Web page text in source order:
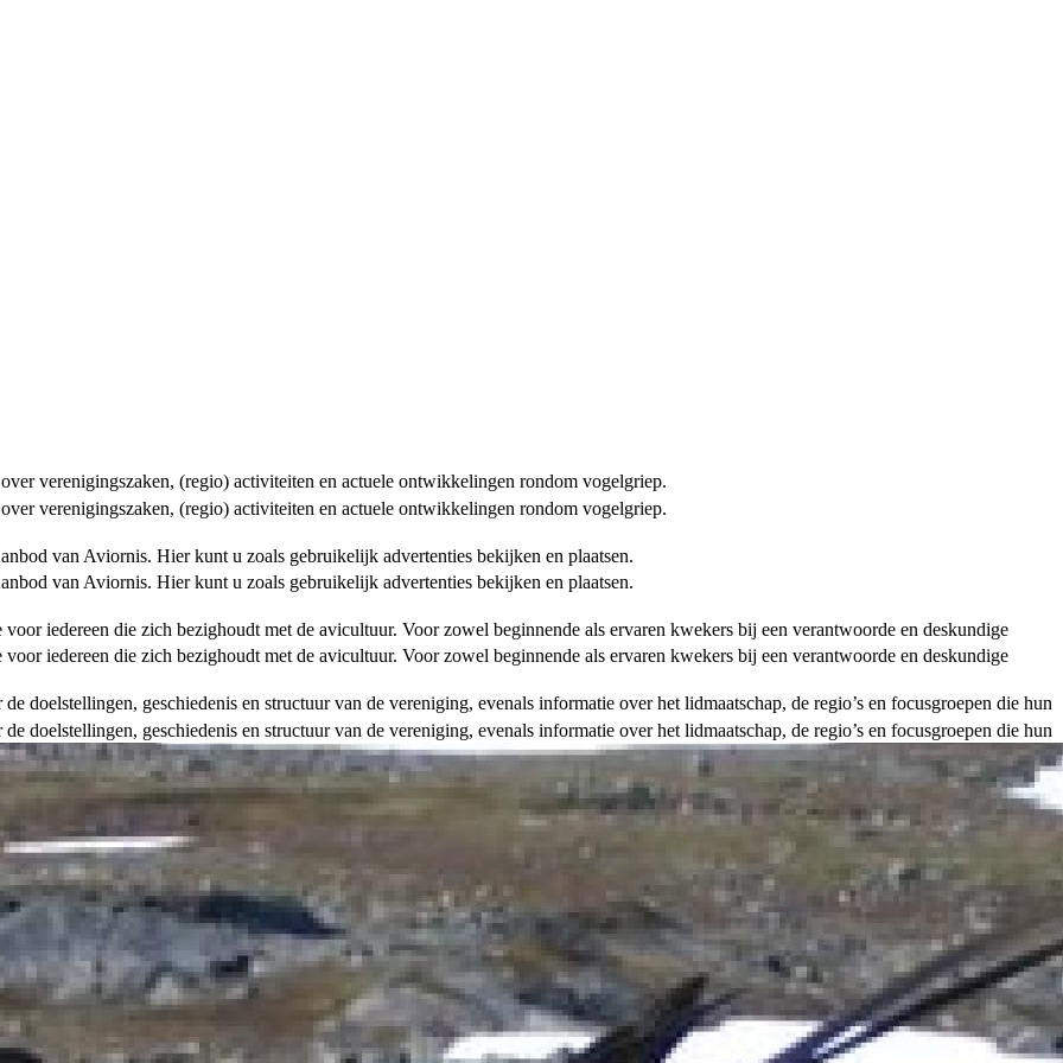
verenigingszaken, (regio) activiteiten en actuele ontwikkelingen rondom vogelgriep.
verenigingszaken, (regio) activiteiten en actuele ontwikkelingen rondom vogelgriep.
van Aviornis. Hier kunt u zoals gebruikelijk advertenties bekijken en plaatsen.
van Aviornis. Hier kunt u zoals gebruikelijk advertenties bekijken en plaatsen.
iedereen die zich bezighoudt met de avicultuur. Voor zowel beginnende als ervaren kwekers bij een verantwoorde en deskundige
iedereen die zich bezighoudt met de avicultuur. Voor zowel beginnende als ervaren kwekers bij een verantwoorde en deskundige
doelstellingen, geschiedenis en structuur van de vereniging, evenals informatie over het lidmaatschap, de regio’s en focusgroepen die hun
doelstellingen, geschiedenis en structuur van de vereniging, evenals informatie over het lidmaatschap, de regio’s en focusgroepen die hun